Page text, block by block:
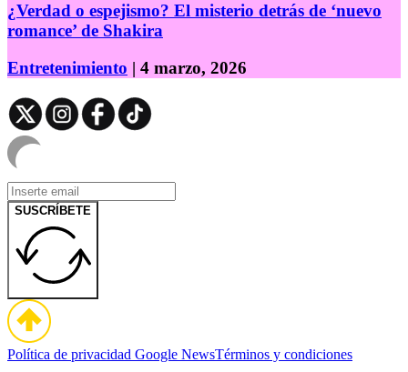
¿Verdad o espejismo? El misterio detrás de ‘nuevo
romance’ de Shakira
Entretenimiento | 4 marzo, 2026
SUSCRÍBETE
Política de privacidad Google NewsTérminos y condiciones